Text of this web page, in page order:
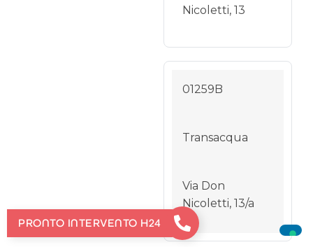
Nicoletti, 13
01259B
Transacqua
Via Don
Nicoletti, 13/a
PRONTO INTERVENTO H24